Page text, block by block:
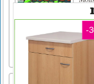
da so pošast. Več dobrih